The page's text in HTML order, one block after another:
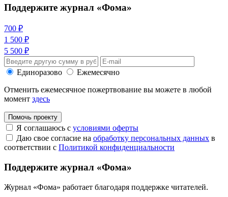
Поддержите журнал «Фома»
700 ₽
1 500 ₽
5 500 ₽
Единоразово
Ежемесячно
Отменить ежемесячное пожертвование вы можете в любой
момент здесь
Помочь проекту
Я соглашаюсь с условиями оферты
Даю свое согласие на обработку персональных данных в
соответствии с Политикой конфиденциальности
Поддержите журнал «Фома»
Журнал «Фома» работает благодаря поддержке читателей.